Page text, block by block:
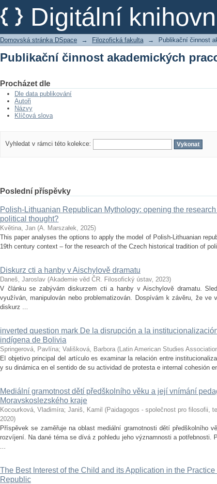
Digitální
Publikační činnost akademických
Domovská stránka DSpace → Filozofická fakulta → Publikační činnost
Publikační činnost akademických
Procházet dle
Dle data publikování
Autoři
Názvy
Klíčová slova
Vyhledat v rámci této kolekce:
Poslední příspěvky
Polish-Lithuanian Republican Mythology: opening the
political thought?
Květina, Jan (A. Marszałek, 2025)
This paper analyses the options to apply the model of Polish-Lithuanian
19th century context – for the research of the Czech historical tradition of
Diskurz cti a hanby v Aischylově dramatu
Daneš, Jaroslav (Akademie věd ČR. Filosofický ústav, 2023)
V článku se zabývám diskurzem cti a hanby v Aischylově dramatu.
využíván, manipulován nebo problematizován. Dospívám k závěru, že ve
diskurz ...
inverted question mark De la disrupción a la
indígena de Bolivia
Springerová, Pavlína; Vališková, Barbora (Latin American Studies
El objetivo principal del artículo es examinar la relación entre
y su dinámica en el sentido de su actividad de protesta e internal cohesión
Mediální gramotnost dětí předškolního věku a její vnímání
Moravskoslezského kraje
Kocourková, Vladimíra; Janiš, Kamil (Paidagogos - společnost pro filosofii,
2020)
Příspěvek se zaměřuje na oblast mediální gramotnosti dětí předškolního
rozvíjení. Na dané téma se dívá z pohledu jeho významnosti a potřebnosti.
...
The Best Interest of the Child and its Application in the
Republic